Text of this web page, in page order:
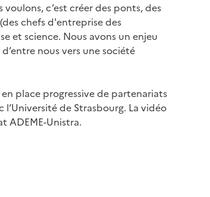
c’est créer des ponts, des
chefs d'entreprise des
et science. Nous avons un enjeu
nous vers une société
place progressive de partenariats
l’Université de Strasbourg. La vidéo
ADEME-Unistra.